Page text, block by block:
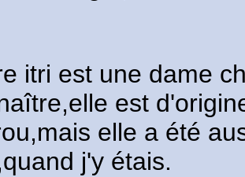
itri est une dame
est
elle a été
j'y étais.